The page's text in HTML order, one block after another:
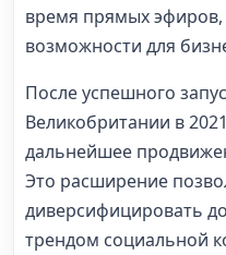
время прямых
возможности для
После успешного
Великобритании в
дальнейшее
Это расширение
диверсифицировать
трендом социальной